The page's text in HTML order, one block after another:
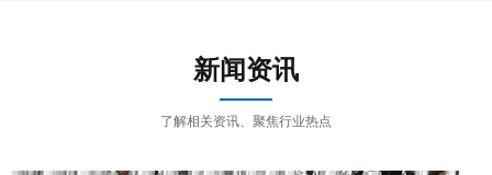
新闻资讯
了解相关资讯、聚焦行业热点